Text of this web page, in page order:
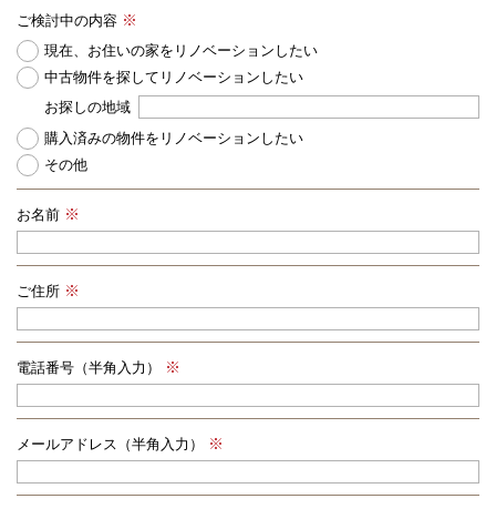
ご検討中の内容
現在、お住いの家をリノベーションしたい
中古物件を探してリノベーションしたい
お探しの地域
購入済みの物件をリノベーションしたい
その他
お名前
ご住所
電話番号（半角入力）
メールアドレス（半角入力）